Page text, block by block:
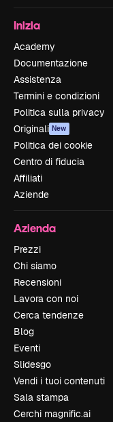
Inizia
Academy
Documentazione
Assistenza
Termini e condizioni
Politica sulla privacy
Originali New
Politica dei cookie
Centro di fiducia
Affiliati
Aziende
Azienda
Prezzi
Chi siamo
Recensioni
Lavora con noi
Cerca tendenze
Blog
Eventi
Slidesgo
Vendi i tuoi contenuti
Sala stampa
Cerchi magnific.ai